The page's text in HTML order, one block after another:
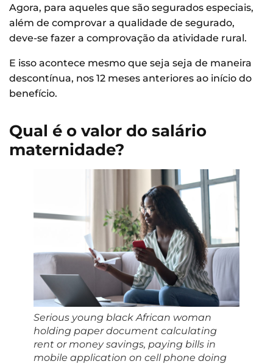
Agora, para aqueles que são segurados especiais,
além de comprovar a qualidade de segurado,
deve-se fazer a comprovação da atividade rural.
E isso acontece mesmo que seja seja de maneira
descontínua, nos 12 meses anteriores ao início do
benefício.
Qual é o valor do salário
maternidade?
Serious young black African woman
holding paper document calculating
rent or money savings, paying bills in
mobile application on cell phone doing